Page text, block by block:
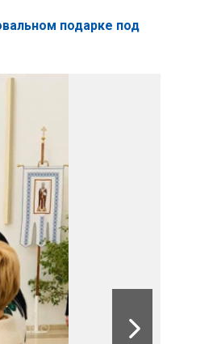
подарке под